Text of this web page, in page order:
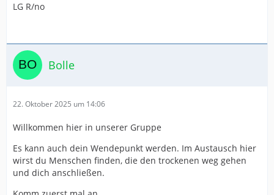
LG R/no
Bolle
22. Oktober 2025 um 14:06
Willkommen hier in unserer Gruppe
Es kann auch dein Wendepunkt werden. Im Austausch hier
wirst du Menschen finden, die den trockenen weg gehen
und dich anschließen.